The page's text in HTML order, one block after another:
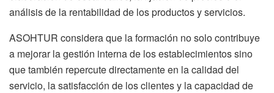
análisis de la rentabilidad de los productos y servicios.
ASOHTUR considera que la formación no solo contribuye
a mejorar la gestión interna de los establecimientos sino
que también repercute directamente en la calidad del
servicio, la satisfacción de los clientes y la capacidad de